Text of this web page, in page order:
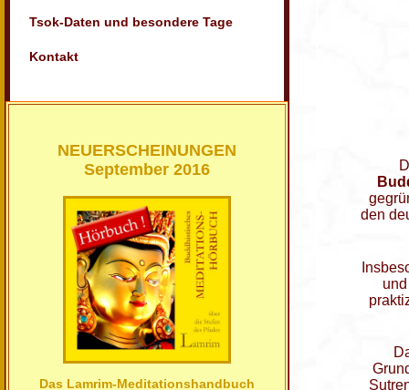
Tsok-Daten und besondere Tage
Kontakt
NEUERSCHEINUNGEN
September 2016
Das Lamrim-Meditationshandbuch
den